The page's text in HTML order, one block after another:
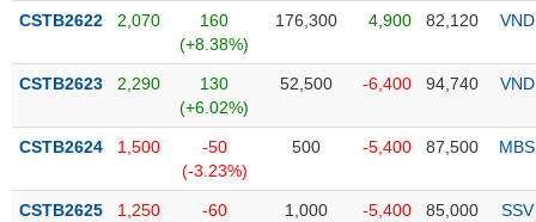
sơ
nghiệp
tức
sự
CSTB2622 2,070
160
(+8.38%)
176,300 4,900 82,120 VND
CSTB2623 2,290
130
(+6.02%)
52,500 -6,400 94,740 VND
CSTB2624 1,500
-50
(-3.23%)
500 -5,400 87,500 MBS
CSTB2625 1,250 -60 1,000 -5,400 85,000 SSV
NGUYÊN
VẬT
NGHIỆP